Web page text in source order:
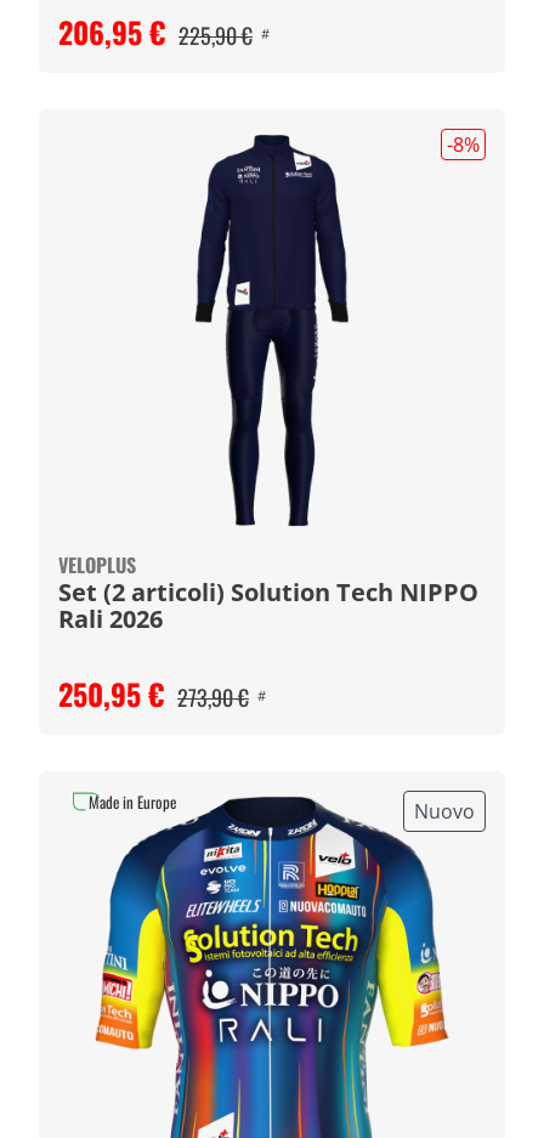
206,95 € 225,90 € #
-8%
VELOPLUS
Set (2 articoli) Solution Tech NIPPO
Rali 2026
250,95 € 273,90 € #
Nuovo
Made in Europe